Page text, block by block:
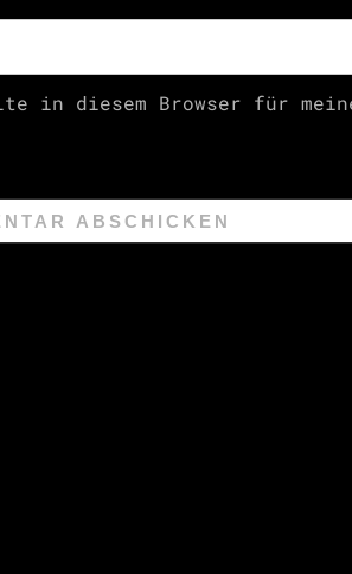
in diesem Browser für